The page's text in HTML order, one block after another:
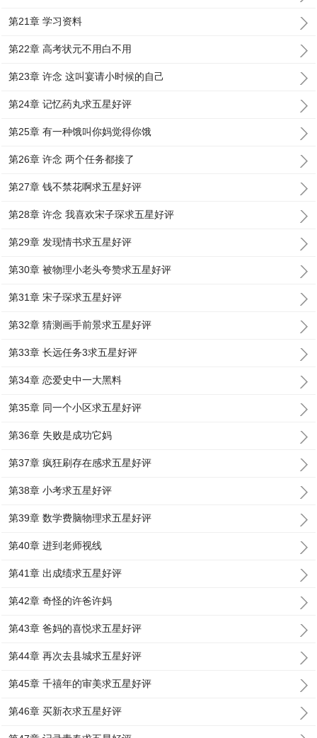
第21章 学习资料
第22章 高考状元不用白不用
第23章 许念 这叫宴请小时候的自己
第24章 记忆药丸求五星好评
第25章 有一种饿叫你妈觉得你饿
第26章 许念 两个任务都接了
第27章 钱不禁花啊求五星好评
第28章 许念 我喜欢宋子琛求五星好评
第29章 发现情书求五星好评
第30章 被物理小老头夸赞求五星好评
第31章 宋子琛求五星好评
第32章 猜测画手前景求五星好评
第33章 长远任务3求五星好评
第34章 恋爱史中一大黑料
第35章 同一个小区求五星好评
第36章 失败是成功它妈
第37章 疯狂刷存在感求五星好评
第38章 小考求五星好评
第39章 数学费脑物理求五星好评
第40章 进到老师视线
第41章 出成绩求五星好评
第42章 奇怪的许爸许妈
第43章 爸妈的喜悦求五星好评
第44章 再次去县城求五星好评
第45章 千禧年的审美求五星好评
第46章 买新衣求五星好评